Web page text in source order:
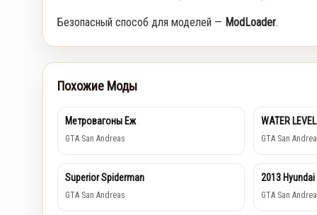
Безопасный способ для моделей — ModLoader.
Похожие Моды
Метровагоны Еж
GTA San Andreas
WATER LEVEL
GTA San
Superior Spiderman
GTA San Andreas
2013
GTA San